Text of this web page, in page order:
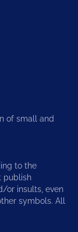
of small and
to the
publish
or insults, even
symbols. All